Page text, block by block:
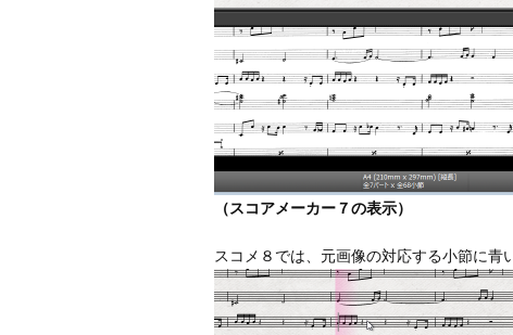
（スコアメーカー７の表示）
スコメ８では、元画像の対応する小節に青